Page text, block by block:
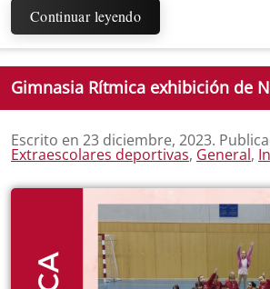
Continuar leyendo
Gimnasia Rítmica exhibición de
Escrito en 23 diciembre, 2023.
Extraescolares deportivas, General,